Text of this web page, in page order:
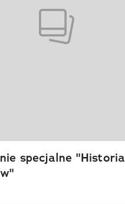
specjalne "Historia